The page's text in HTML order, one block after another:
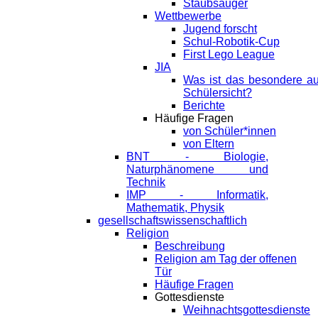
Staubsauger
Wettbewerbe
Jugend forscht
Schul-Robotik-Cup
First Lego League
JIA
Was ist das besondere
Schülersicht?
Berichte
Häufige Fragen
von Schüler*innen
von Eltern
BNT - Biologie,
Naturphänomene und
Technik
IMP - Informatik,
Mathematik, Physik
gesellschaftswissenschaftlich
Religion
Beschreibung
Religion am Tag der offenen
Tür
Häufige Fragen
Gottesdienste
Weihnachtsgottesdienste